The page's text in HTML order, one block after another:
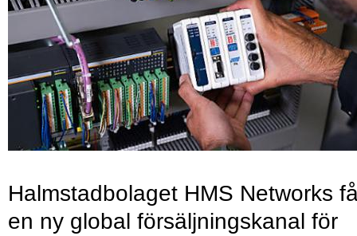
Halmstadbolaget HMS Networks
en ny global försäljningskanal för